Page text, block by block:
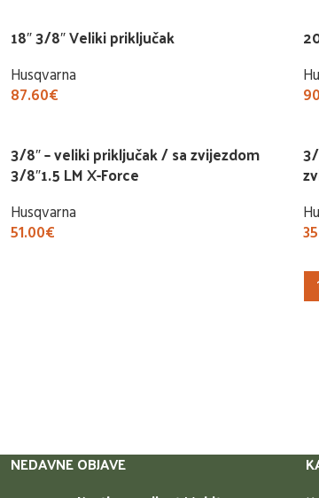
18″ 3/8″ Veliki priključak
Husqvarna
87.60€
3/8″ – veliki priključak / sa zvijezdom
3/8″1.5 LM X-Force
Husqvarna
51.00€
NEDAVNE OBJAVE